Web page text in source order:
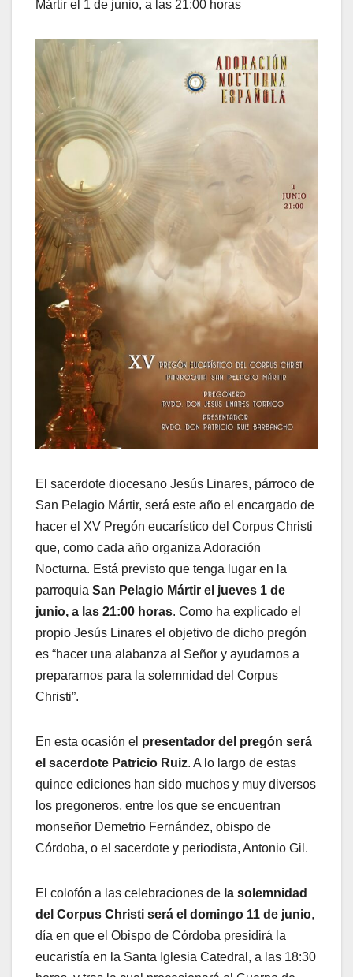
Mártir el 1 de junio, a las 21:00 horas
El sacerdote diocesano Jesús Linares, párroco de
San Pelagio Mártir, será este año el encargado de
hacer el XV Pregón eucarístico del Corpus Christi
que, como cada año organiza Adoración
Nocturna. Está previsto que tenga lugar en la
parroquia San Pelagio Mártir el jueves 1 de
junio, a las 21:00 horas. Como ha explicado el
propio Jesús Linares el objetivo de dicho pregón
es “hacer una alabanza al Señor y ayudarnos a
prepararnos para la solemnidad del Corpus
Christi”.
En esta ocasión el presentador del pregón será
el sacerdote Patricio Ruiz. A lo largo de estas
quince ediciones han sido muchos y muy diversos
los pregoneros, entre los que se encuentran
monseñor Demetrio Fernández, obispo de
Córdoba, o el sacerdote y periodista, Antonio Gil.
El colofón a las celebraciones de la solemnidad
del Corpus Christi será el domingo 11 de junio,
día en que el Obispo de Córdoba presidirá la
eucaristía en la Santa Iglesia Catedral, a las 18:30